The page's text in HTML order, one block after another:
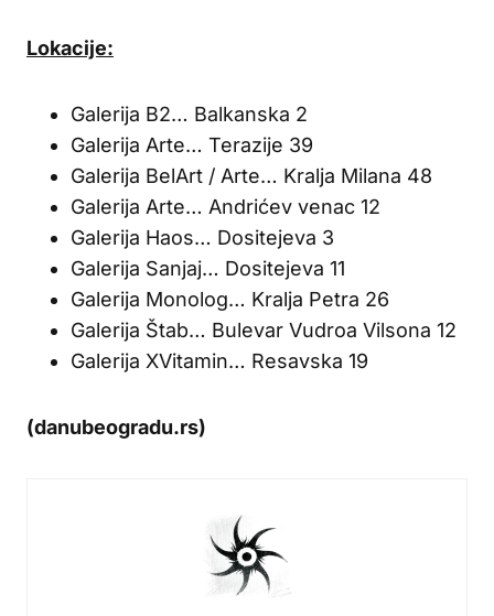
Lokacije:
Galerija B2… Balkanska 2
Galerija Arte… Terazije 39
Galerija BelArt / Arte… Kralja Milana 48
Galerija Arte… Andrićev venac 12
Galerija Haos… Dositejeva 3
Galerija Sanjaj… Dositejeva 11
Galerija Monolog… Kralja Petra 26
Galerija Štab… Bulevar Vudroa Vilsona 12
Galerija XVitamin… Resavska 19
(danubeogradu.rs)